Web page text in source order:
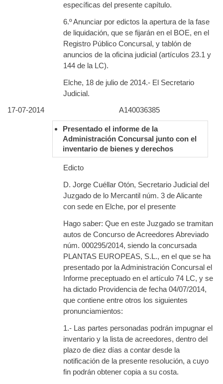
específicas del presente capítulo.
6.º Anunciar por edictos la apertura de la fase
de liquidación, que se fijarán en el BOE, en el
Registro Público Concursal, y tablón de
anuncios de la oficina judicial (artículos 23.1 y
144 de la LC).
Elche, 18 de julio de 2014.- El Secretario
Judicial.
17-07-2014
A140036385
Presentado el informe de la
Administración Concursal junto con el
inventario de bienes y derechos
Edicto
D. Jorge Cuéllar Otón, Secretario Judicial del
Juzgado de lo Mercantil núm. 3 de Alicante
con sede en Elche, por el presente
Hago saber: Que en este Juzgado se tramitan
autos de Concurso de Acreedores Abreviado
núm. 000295/2014, siendo la concursada
PLANTAS EUROPEAS, S.L., en el que se ha
presentado por la Administración Concursal el
Informe preceptuado en el artículo 74 LC, y se
ha dictado Providencia de fecha 04/07/2014,
que contiene entre otros los siguientes
pronunciamientos:
1.- Las partes personadas podrán impugnar el
inventario y la lista de acreedores, dentro del
plazo de diez días a contar desde la
notificación de la presente resolución, a cuyo
fin podrán obtener copia a su costa.